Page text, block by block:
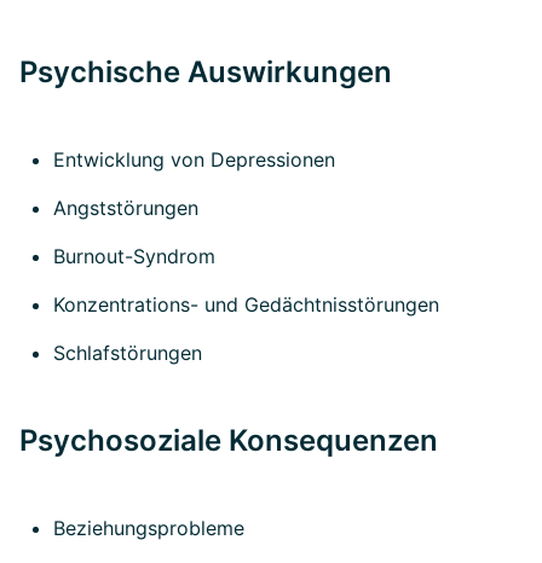
Psychische Auswirkungen
Entwicklung von Depressionen
Angststörungen
Burnout-Syndrom
Konzentrations- und Gedächtnisstörungen
Schlafstörungen
Psychosoziale Konsequenzen
Beziehungsprobleme